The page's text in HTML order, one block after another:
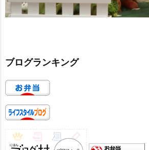
ブログランキング